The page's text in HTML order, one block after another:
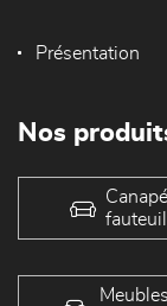
Présentation
Nos